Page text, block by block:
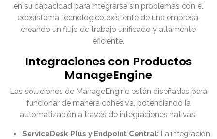
en su capacidad para integrarse sin problemas con el
ecosistema tecnológico existente de una empresa,
creando un flujo de trabajo unificado y altamente
eficiente.
Integraciones con Productos
ManageEngine
Las soluciones de ManageEngine están diseñadas para
funcionar de manera cohesiva, potenciando la
automatización a través de integraciones nativas:
ServiceDesk Plus y Endpoint Central: La integración